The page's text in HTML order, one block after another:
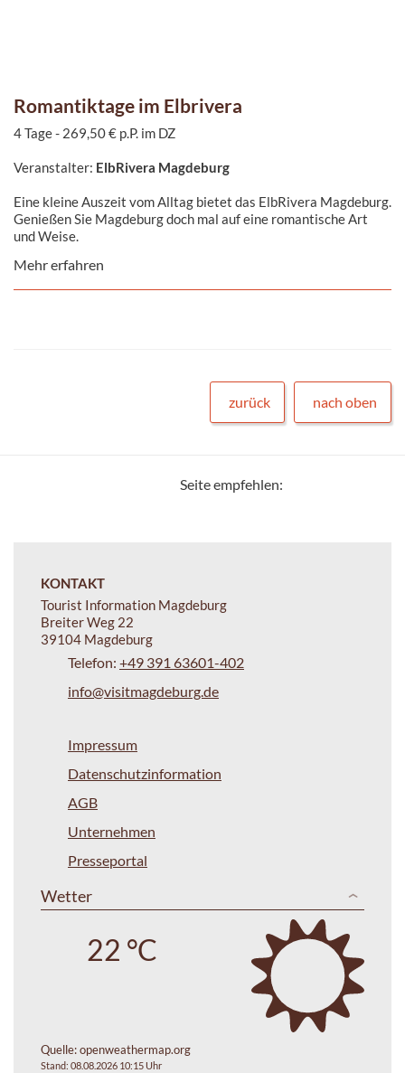
Romantiktage im Elbrivera
4 Tage - 269,50 € p.P. im DZ
Veranstalter: ElbRivera Magdeburg
Eine kleine Auszeit vom Alltag bietet das ElbRivera Magdeburg.
Genießen Sie Magdeburg doch mal auf eine romantische Art
und Weise.
Mehr erfahren
zurück nach oben
Seite empfehlen:
KONTAKT
Tourist Information Magdeburg
Breiter Weg 22
39104 Magdeburg
Telefon: +49 391 63601-402
info@visitmagdeburg.de
Impressum
Datenschutzinformation
AGB
Unternehmen
Presseportal
Wetter
22 °C
Quelle:openweathermap.org
Stand: 08.08.2026 10:15 Uhr